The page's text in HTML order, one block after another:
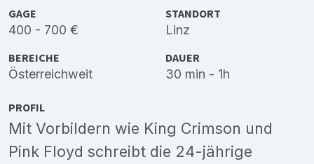
GAGE
400 - 700 €
STANDORT
Linz
BEREICHE
Österreichweit
DAUER
30 min - 1h
PROFIL
Mit Vorbildern wie King Crimson und
Pink Floyd schreibt die 24-jährige